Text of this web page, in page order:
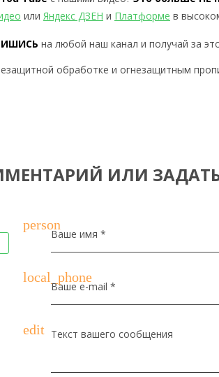
или Яндекс ДЗЕН и Платформе в
на любой наш канал и получай за
обработке и огнезащитным
ИЛИ
person
Ваше имя *
local_phone
Ваше e-mail *
edit Текст вашего сообщения